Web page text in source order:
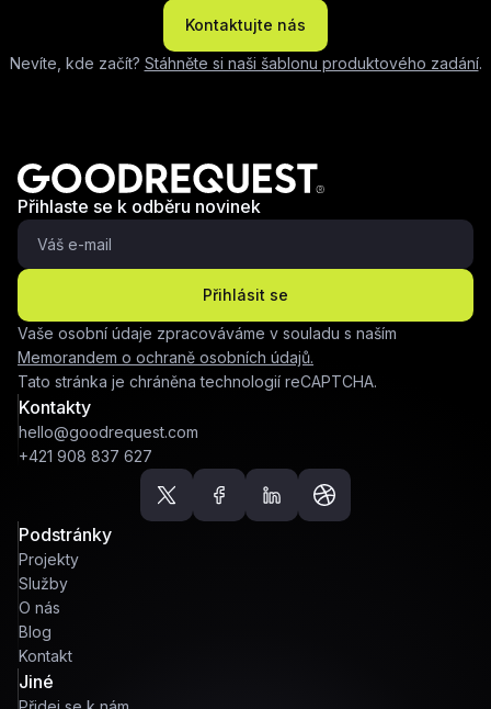
Kontaktujte nás
Nevíte, kde začít? Stáhněte si naši šablonu produktového zadání.
Přihlaste se k odběru novinek
Přihlásit se
Vaše osobní údaje zpracováváme v souladu s naším
Memorandem o ochraně osobních údajů.
Tato stránka je chráněna technologií reCAPTCHA.
Kontakty
hello@goodrequest.com
+421 908 837 627
Podstránky
Projekty
Služby
O nás
Blog
Kontakt
Jiné